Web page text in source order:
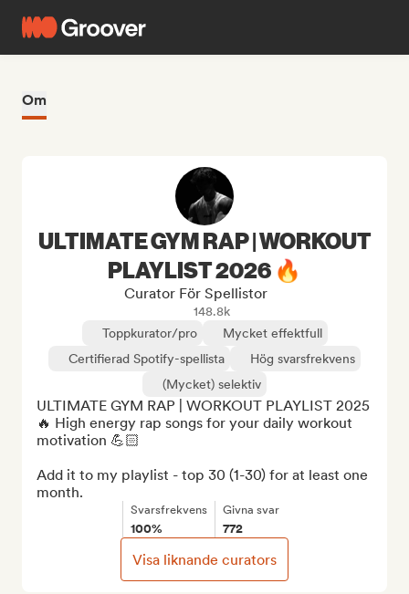
Om
ULTIMATE GYM RAP | WORKOUT
PLAYLIST 2026 🔥
Curator För Spellistor
148.8k
Toppkurator/pro
Mycket effektfull
Certifierad Spotify-spellista
Hög svarsfrekvens
(Mycket) selektiv
ULTIMATE GYM RAP | WORKOUT PLAYLIST 2025
🔥 High energy rap songs for your daily workout
motivation 💪🏻
Add it to my playlist - top 30 (1-30) for at least one
month.
Svarsfrekvens
100%
Givna svar
772
Visa liknande curators